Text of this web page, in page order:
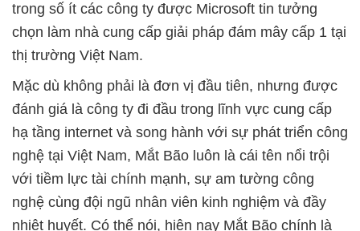
trong số ít các công ty được Microsoft tin tưởng
chọn làm nhà cung cấp giải pháp đám mây cấp 1 tại
thị trường Việt Nam.
Mặc dù không phải là đơn vị đầu tiên, nhưng được
đánh giá là công ty đi đầu trong lĩnh vực cung cấp
hạ tầng internet và song hành với sự phát triển công
nghệ tại Việt Nam, Mắt Bão luôn là cái tên nổi trội
với tiềm lực tài chính mạnh, sự am tường công
nghệ cùng đội ngũ nhân viên kinh nghiệm và đầy
nhiệt huyết. Có thể nói, hiện nay Mắt Bão chính là